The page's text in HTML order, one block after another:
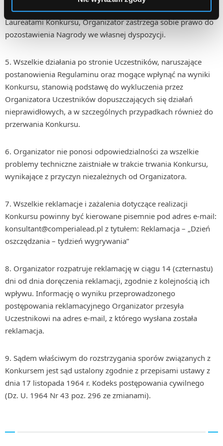
również z powodu braku możliwości skontaktowania się z
Laureatami Konkursu, Organizator zastrzega sobie prawo do
pozostawienia Nagrody we własnej dyspozycji.
Wszelkie działania po stronie Uczestników, naruszające
postanowienia Regulaminu oraz mogące wpłynąć na wyniki
Konkursu, stanowią podstawę do wykluczenia przez
Organizatora Uczestników dopuszczających się działań
nieprawidłowych, a w szczególnych przypadkach również do
przerwania Konkursu.
Organizator nie ponosi odpowiedzialności za wszelkie
problemy techniczne zaistniałe w trakcie trwania Konkursu,
wynikające z przyczyn niezależnych od Organizatora.
Wszelkie reklamacje i zażalenia dotyczące realizacji
Konkursu powinny być kierowane pisemnie pod adres e-mail:
konsultant@comperialead.pl z tytułem: Reklamacja – „Dzień
oszczędzania – tydzień wygrywania”
Organizator rozpatruje reklamację w ciągu 14 (czternastu)
dni od dnia doręczenia reklamacji, zgodnie z kolejnością ich
wpływu. Informację o wyniku przeprowadzonego
postępowania reklamacyjnego Organizator przesyła
Uczestnikowi na adres e-mail, z którego wysłana została
reklamacja.
Sądem właściwym do rozstrzygania sporów związanych z
Konkursem jest sąd ustalony zgodnie z przepisami ustawy z
dnia 17 listopada 1964 r. Kodeks postępowania cywilnego
(Dz. U. 1964 Nr 43 poz. 296 ze zmianami).